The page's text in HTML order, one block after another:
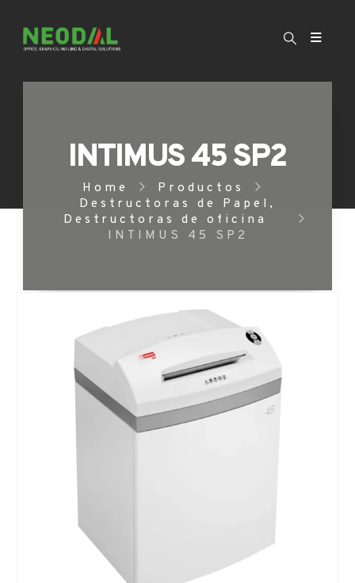
INTIMUS 45 SP2
Home
Productos
Destructoras de Papel ,
Destructoras de oficina
INTIMUS 45 SP2